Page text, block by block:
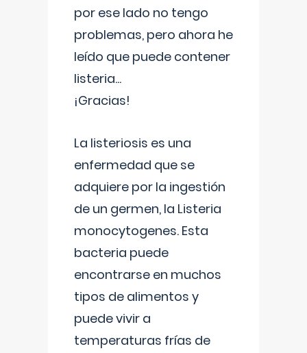
por ese lado no tengo
problemas, pero ahora he
leído que puede contener
listeria...
¡Gracias!
La listeriosis es una
enfermedad que se
adquiere por la ingestión
de un germen, la Listeria
monocytogenes. Esta
bacteria puede
encontrarse en muchos
tipos de alimentos y
puede vivir a
temperaturas frías de